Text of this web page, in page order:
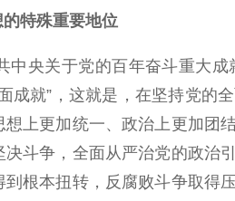
特殊重要地位
央关于党的百年奋斗重大成
成就”，这就是，在坚持党
上更加统一、政治上更加
斗争，全面从严治党的政
根本扭转，反腐败斗争取